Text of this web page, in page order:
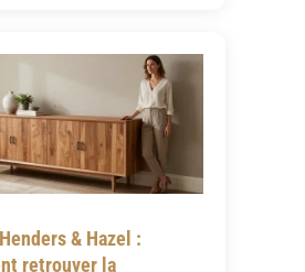
& Hazel :
retrouver la